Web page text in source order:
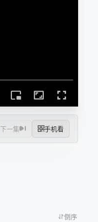
下一集 手机看
倒序